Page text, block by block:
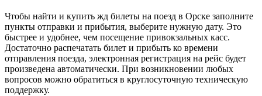
Чтобы найти и купить жд билеты на поезд в Орске заполните
пункты отправки и прибытия, выберите нужную дату. Это
быстрее и удобнее, чем посещение привокзальных касс.
Достаточно распечатать билет и прибыть ко времени
отправления поезда, электронная регистрация на рейс будет
произведена автоматически. При возникновении любых
вопросов можно обратиться в круглосуточную техническую
поддержку.